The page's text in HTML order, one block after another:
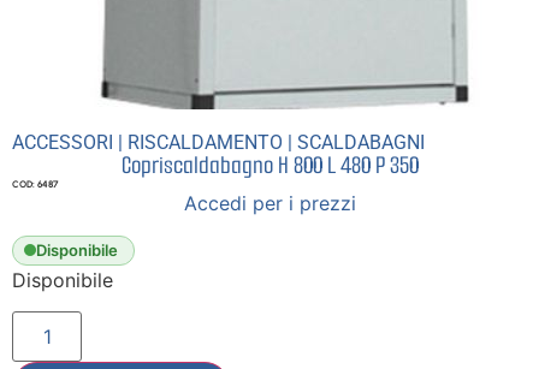
ACCESSORI | RISCALDAMENTO | SCALDABAGNI
Copriscaldabagno H 800 L 480 P 350
COD: 6487
Accedi per i prezzi
Disponibile
Disponibile